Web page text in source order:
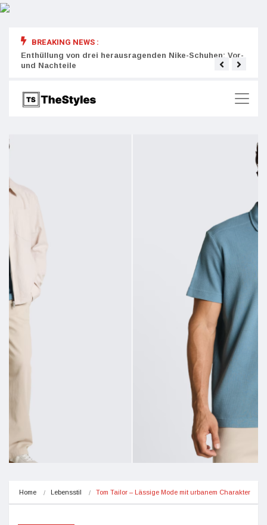
BREAKING NEWS :
Enthüllung von drei herausragenden Nike-Schuhen: Vor-
und Nachteile
Home Lebensstil Tom Tailor – Lässige Mode mit urbanem Charakter